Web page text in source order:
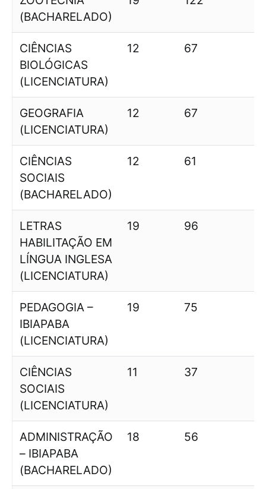
(BACHARELADO)
CIÊNCIAS
BIOLÓGICAS
(LICENCIATURA)
12 67
GEOGRAFIA
(LICENCIATURA)
12 67
CIÊNCIAS
SOCIAIS
(BACHARELADO)
12 61
LETRAS
HABILITAÇÃO EM
LÍNGUA INGLESA
(LICENCIATURA)
19 96
PEDAGOGIA –
IBIAPABA
(LICENCIATURA)
19 75
CIÊNCIAS
SOCIAIS
(LICENCIATURA)
11 37
ADMINISTRAÇÃO
– IBIAPABA
(BACHARELADO)
18 56